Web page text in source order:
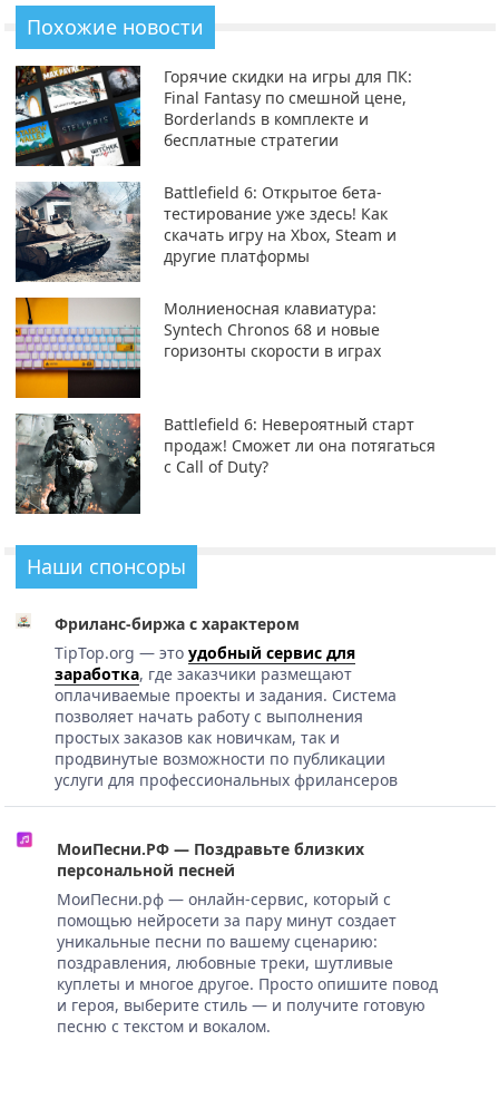
Похожие новости
Горячие скидки на игры для ПК:
Final Fantasy по смешной цене,
Borderlands в комплекте и
бесплатные стратегии
Battlefield 6: Открытое бета-
тестирование уже здесь! Как
скачать игру на Xbox, Steam и
другие платформы
Молниеносная клавиатура:
Syntech Chronos 68 и новые
горизонты скорости в играх
Battlefield 6: Невероятный старт
продаж! Сможет ли она потягаться
с Call of Duty?
Наши спонсоры
Фриланс-биржа с характером
TipTop.org — это удобный сервис для
заработка, где заказчики размещают
оплачиваемые проекты и задания. Система
позволяет начать работу с выполнения
простых заказов как новичкам, так и
продвинутые возможности по публикации
услуги для профессиональных фрилансеров
МоиПесни.РФ — Поздравьте близких
персональной песней
МоиПесни.рф — онлайн-сервис, который с
помощью нейросети за пару минут создает
уникальные песни по вашему сценарию:
поздравления, любовные треки, шутливые
куплеты и многое другое. Просто опишите повод
и героя, выберите стиль — и получите готовую
песню с текстом и вокалом.